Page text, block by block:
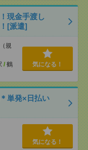
現金手渡し
[派遣]
規
/ 鶴
気になる！
単発×日払い
気になる！